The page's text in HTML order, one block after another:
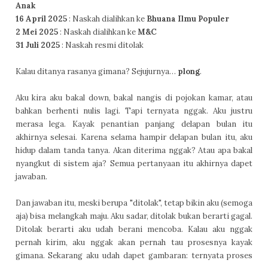
Anak
16 April 2025 : Naskah dialihkan ke Bhuana Ilmu Populer
2 Mei 2025 : Naskah dialihkan keM&C
31 Juli 2025 : Naskah resmi ditolak
Kalau ditanya rasanya gimana? Sejujurnya… plong.
Aku kira aku bakal down, bakal nangis di pojokan kamar, atau
bahkan berhenti nulis lagi. Tapi ternyata nggak. Aku justru
merasa lega. Kayak penantian panjang delapan bulan itu
akhirnya selesai. Karena selama hampir delapan bulan itu, aku
hidup dalam tanda tanya. Akan diterima nggak? Atau apa bakal
nyangkut di sistem aja? Semua pertanyaan itu akhirnya dapet
jawaban.
Dan jawaban itu, meski berupa "ditolak", tetap bikin aku (semoga
aja) bisa melangkah maju. Aku sadar, ditolak bukan berarti gagal.
Ditolak berarti aku udah berani mencoba. Kalau aku nggak
pernah kirim, aku nggak akan pernah tau prosesnya kayak
gimana. Sekarang aku udah dapet gambaran: ternyata proses